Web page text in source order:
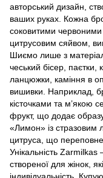
авторський дизайн,
ваших руках. Кожна
соковитими червоними
цитрусовим сяйвом,
Шиємо лише з
чеський бісер, паєтки,
ланцюжки, каміння в
вишивки. Наприклад,
кісточками та м’якою
фрукт, що додає образу
«Лимон» із стразовим
цитруса, що
Унікальність
створеної для жінок,